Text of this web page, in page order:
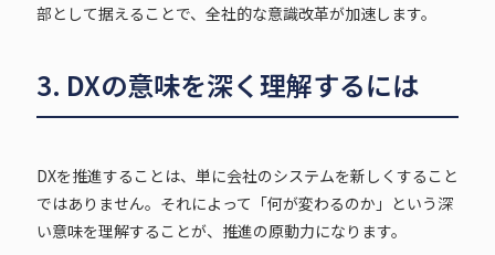
部として据えることで、全社的な意識改革が加速します。
3. DXの意味を深く理解するには
DXを推進することは、単に会社のシステムを新しくすること
ではありません。それによって「何が変わるのか」という深
い意味を理解することが、推進の原動力になります。